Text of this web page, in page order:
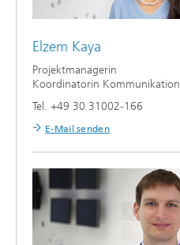
Elzem Kaya
Projektmanagerin
Koordinatorin Kommunikation
Tel. +49 30 31002-166
E-Mail senden